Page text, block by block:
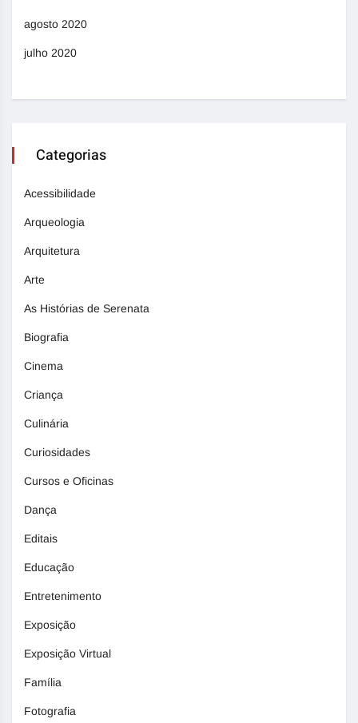
agosto 2020
julho 2020
Categorias
Acessibilidade
Arqueologia
Arquitetura
Arte
As Histórias de Serenata
Biografia
Cinema
Criança
Culinária
Curiosidades
Cursos e Oficinas
Dança
Editais
Educação
Entretenimento
Exposição
Exposição Virtual
Família
Fotografia